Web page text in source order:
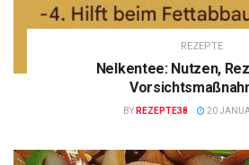
REZEPTE
Nelkentee: Nutzen,
BY REZEPTE38 20